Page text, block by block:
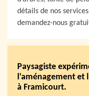
détails de nos
demandez-nous
Paysagiste
l’aménagement et
à Framicourt.